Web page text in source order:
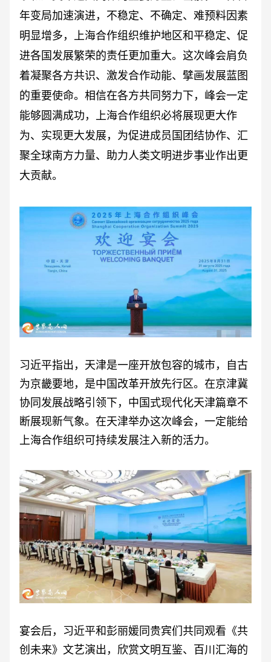
年变局加速演进，不稳定、不确定、难预料因素
明显增多，上海合作组织维护地区和平稳定、促
进各国发展繁荣的责任更加重大。这次峰会肩负
着凝聚各方共识、激发合作动能、擘画发展蓝图
的重要使命。相信在各方共同努力下，峰会一定
能够圆满成功，上海合作组织必将展现更大作
为、实现更大发展，为促进成员国团结协作、汇
聚全球南方力量、助力人类文明进步事业作出更
大贡献。
习近平指出，天津是一座开放包容的城市，自古
为京畿要地，是中国改革开放先行区。在京津冀
协同发展战略引领下，中国式现代化天津篇章不
断展现新气象。在天津举办这次峰会，一定能给
上海合作组织可持续发展注入新的活力。
宴会后，习近平和彭丽媛同贵宾们共同观看《共
创未来》文艺演出，欣赏文明互鉴、百川汇海的